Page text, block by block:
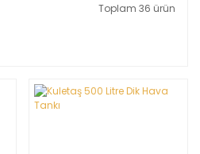
Toplam 36 ürün